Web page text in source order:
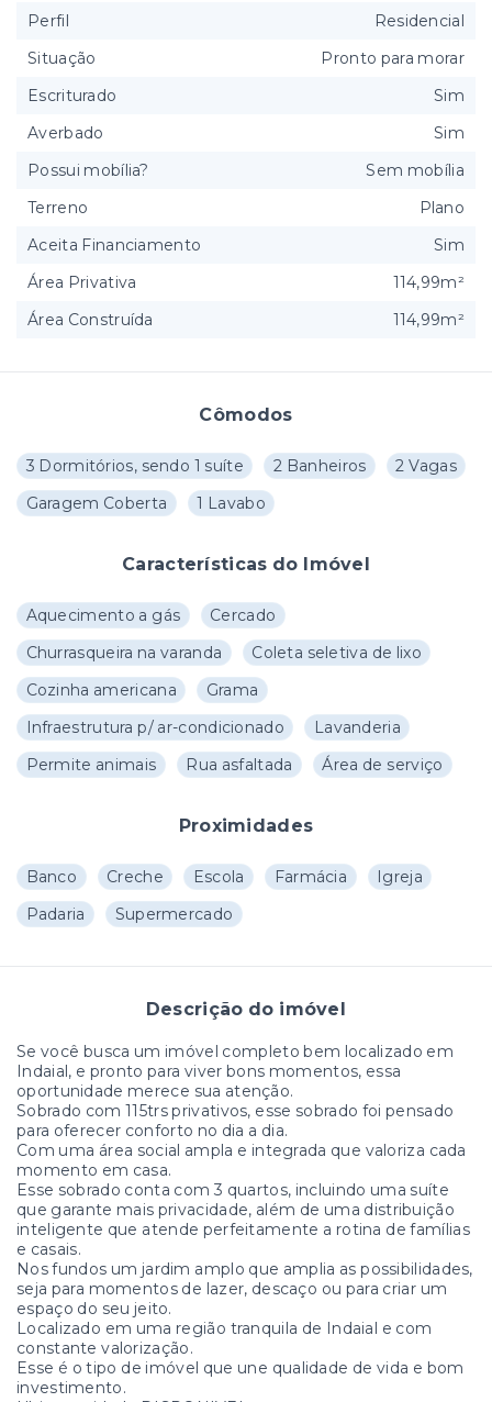
Cômodos
3 Dormitórios, sendo 1 suíte 2 Banheiros
2 Vagas
Garagem Coberta
1 Lavabo
Características do Imóvel
Aquecimento a gás
Cercado
Churrasqueira na varanda
Coleta seletiva de lixo
Cozinha americana
Grama
Infraestrutura p/ ar-condicionado
Lavanderia
Permite animais
Rua asfaltada Área de serviço
Proximidades
Banco Creche Escola Farmácia
Igreja
Padaria
Supermercado
Descrição do imóvel
Se você busca um imóvel completo bem localizado em
Indaial, e pronto para viver bons momentos, essa
oportunidade merece sua atenção.
Sobrado com 115trs privativos, esse sobrado foi pensado
para oferecer conforto no dia a dia.
Com uma área social ampla e integrada que valoriza cada
momento em casa.
Esse sobrado conta com 3 quartos, incluindo uma suíte
que garante mais privacidade, além de uma distribuição
inteligente que atende perfeitamente a rotina de famílias
e casais.
Nos fundos um jardim amplo que amplia as possibilidades,
seja para momentos de lazer, descaço ou para criar um
espaço do seu jeito.
Localizado em uma região tranquila de Indaial e com
constante valorização.
Esse é o tipo de imóvel que une qualidade de vida e bom
investimento.
Perfil
Residencial
Situação
Pronto para morar
Escriturado
Sim
Averbado
Sim
Possui mobília?
Sem mobília
Terreno
Plano
Aceita Financiamento
Sim
Área Privativa
114,99m²
Área Construída
114,99m²